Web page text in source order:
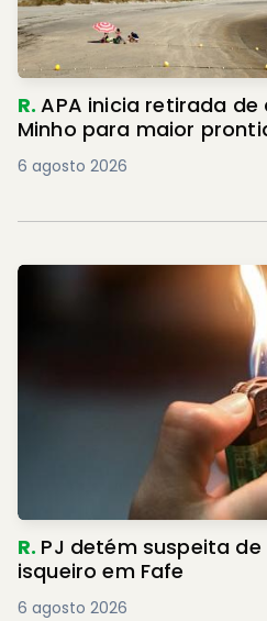
R.APA inicia retirada de
Minho para maior
6 agosto 2026
R. PJ detém suspeita
isqueiro em Fafe
6 agosto 2026